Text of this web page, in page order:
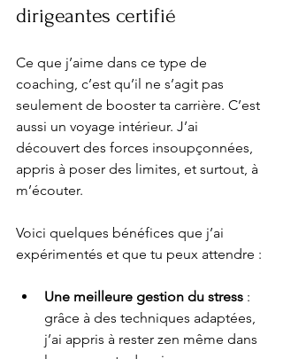
dirigeantes certifié
Ce que j’aime dans ce type de
coaching, c’est qu’il ne s’agit pas
seulement de booster ta carrière. C’est
aussi un voyage intérieur. J’ai
découvert des forces insoupçonnées,
appris à poser des limites, et surtout, à
m’écouter.
Voici quelques bénéfices que j’ai
expérimentés et que tu peux attendre :
Une meilleure gestion du stress :
grâce à des techniques adaptées,
j’ai appris à rester zen même dans